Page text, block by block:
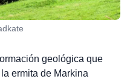
geológica que
ermita de Markina